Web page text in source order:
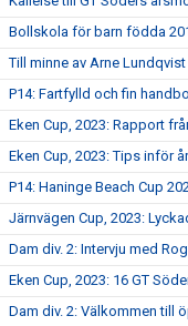
Bollskola för barn födda
Till minne av Arne Lundqvist
P14: Fartfylld och fin
Eken Cup, 2023: Rapport
Eken Cup, 2023: Tips inför
P14: Haninge Beach Cup
Järnvägen Cup, 2023:
Dam div. 2: Intervju med
Eken Cup, 2023: 16 GT
Dam div. 2: Välkommen till